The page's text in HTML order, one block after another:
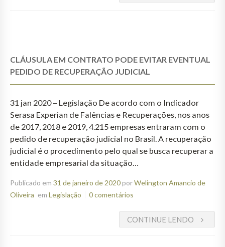
CLÁUSULA EM CONTRATO PODE EVITAR EVENTUAL
PEDIDO DE RECUPERAÇÃO JUDICIAL
31 jan 2020 – Legislação De acordo com o Indicador
Serasa Experian de Falências e Recuperações, nos anos
de 2017, 2018 e 2019, 4.215 empresas entraram com o
pedido de recuperação judicial no Brasil. A recuperação
judicial é o procedimento pelo qual se busca recuperar a
entidade empresarial da situação…
Publicado em 31 de janeiro de 2020porWelington Amancio de
Oliveira em Legislação 0 comentários
CONTINUE LENDO